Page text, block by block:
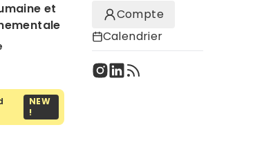
et
NEW
!
Compte
Calendrier